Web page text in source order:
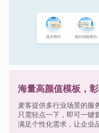
海量高颜值模板，
麦客提供多行业场景的服
只需轻点一下，即可一键
满足个性化需求，让企业